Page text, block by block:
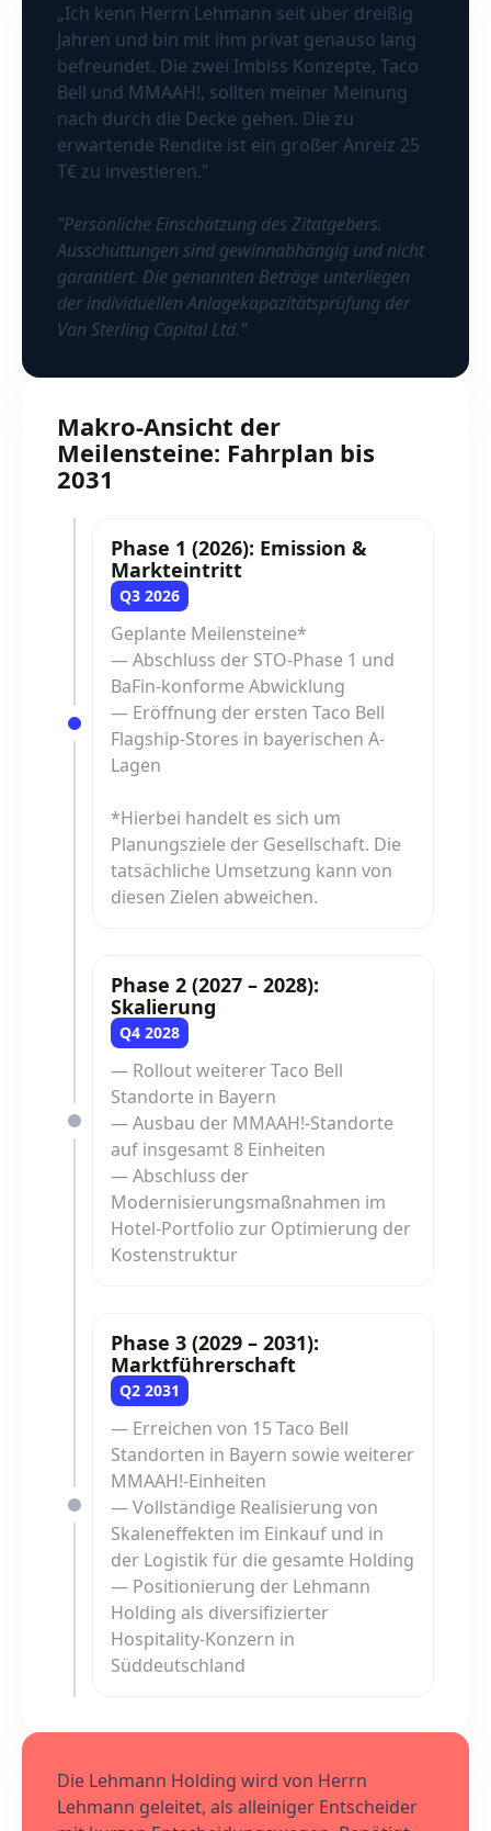
„Ich kenn Herrn Lehmann seit über dreißig
Jahren und bin mit ihm privat genauso lang
befreundet. Die zwei Imbiss Konzepte, Taco
Bell und MMAAH!, sollten meiner Meinung
nach durch die Decke gehen. Die zu
erwartende Rendite ist ein großer Anreiz 25
T€ zu investieren."
"Persönliche Einschätzung des Zitatgebers.
Ausschüttungen sind gewinnabhängig und nicht
garantiert. Die genannten Beträge unterliegen
der individuellen Anlagekapazitätsprüfung der
Van Sterling Capital Ltd."
Makro-Ansicht der
Meilensteine: Fahrplan bis
2031
Phase 1 (2026): Emission &
Markteintritt
Q3 2026
Geplante Meilensteine*
— Abschluss der STO-Phase 1 und
BaFin-konforme Abwicklung
— Eröffnung der ersten Taco Bell
Flagship-Stores in bayerischen A-
Lagen
*Hierbei handelt es sich um
Planungsziele der Gesellschaft. Die
tatsächliche Umsetzung kann von
diesen Zielen abweichen.
Phase 2 (2027 – 2028):
Skalierung
Q4 2028
— Rollout weiterer Taco Bell
Standorte in Bayern
— Ausbau der MMAAH!-Standorte
auf insgesamt 8 Einheiten
— Abschluss der
Modernisierungsmaßnahmen im
Hotel-Portfolio zur Optimierung der
Kostenstruktur
Phase 3 (2029 – 2031):
Marktführerschaft
Q2 2031
— Erreichen von 15 Taco Bell
Standorten in Bayern sowie weiterer
MMAAH!-Einheiten
— Vollständige Realisierung von
Skaleneffekten im Einkauf und in
der Logistik für die gesamte Holding
— Positionierung der Lehmann
Holding als diversifizierter
Hospitality-Konzern in
Süddeutschland
Die Lehmann Holding wird von Herrn
Lehmann geleitet, als alleiniger Entscheider